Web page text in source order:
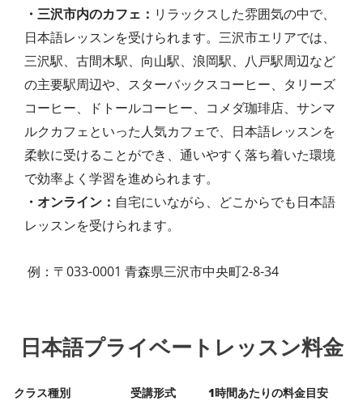
・三沢市内のカフェ： リラックスした雰囲気の中で、
日本語レッスンを受けられます。三沢市エリアでは、
三沢駅、古間木駅、向山駅、浪岡駅、八戸駅周辺など
の主要駅周辺や、スターバックスコーヒー、タリーズ
コーヒー、ドトールコーヒー、コメダ珈琲店、サンマ
ルクカフェといった人気カフェで、日本語レッスンを
柔軟に受けることができ、通いやすく落ち着いた環境
で効率よく学習を進められます。
・オンライン： 自宅にいながら、どこからでも日本語
レッスンを受けられます。
例：〒033-0001 青森県三沢市中央町2-8-34
日本語プライベートレッスン料金
クラス種別 受講形式
1時間あたりの料金目安